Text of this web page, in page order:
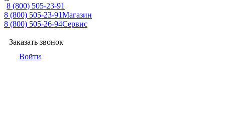
8 (800) 505-23-91
8 (800) 505-23-91Магазин
8 (800) 505-26-94Сервис
Заказать звонок
Войти